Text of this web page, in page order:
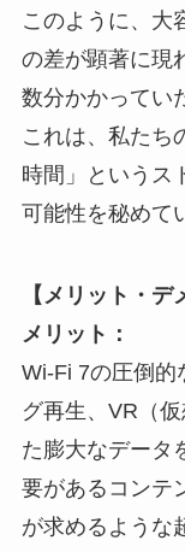
このように、大
の差が顕著に現
数分かかってい
これは、私たち
時間」というス
可能性を秘めて
【メリット・デ
メリット：
Wi-Fi 7の圧倒的
グ再生、VR（
た膨大なデータ
要があるコンテ
が求めるような